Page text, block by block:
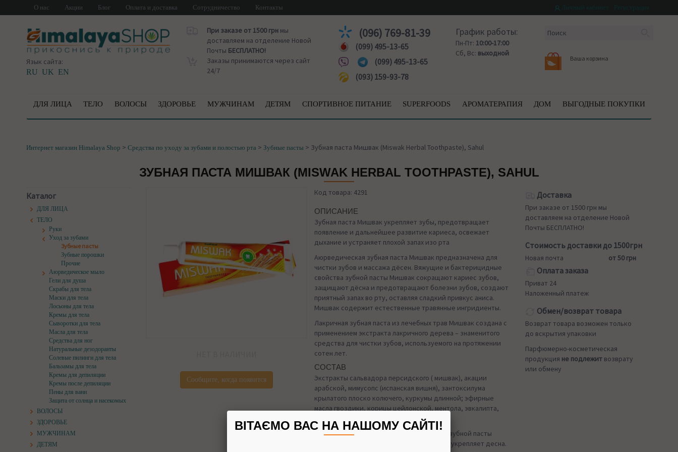
О нас Акции Блог Оплата и доставка Сотрудничество Контакты
Язык сайта:
RU UK EN
При заказе от 1500 грнмы
доставляем на отделение Новой
Почты БЕСПЛАТНО!
Заказы принимаются через сайт
24/7
(096) 769-81-39
(099) 495-13-65
(099) 495-13-65
(093) 159-93-78
График работы:
Пн-Пт: 10:00-17:00
Сб, Вс: выходной
Ваша корзина
ДЛЯ ЛИЦА ТЕЛО ВОЛОСЫ ЗДОРОВЬЕ МУЖЧИНАМ ДЕТЯМ СПОРТИВНОЕ ПИТАНИЕ SUPERFOODS АРОМАТЕРАПИЯ ДОМ ВЫГОДНЫЕ ПОКУПКИ
Интернет магазин Himalaya Shop > Средства по уходу за зубами и полостью рта > Зубные пасты > Зубная паста Мишвак (Miswak Herbal Toothpaste), Sahul
ЗУБНАЯ ПАСТА МИШВАК (MISWAK HERBAL TOOTHPASTE), SAHUL
Каталог
ДЛЯ ЛИЦА
ТЕЛО
Руки
Уход за зубами
Зубные пасты
Зубные порошки
Прочие
Аюрведическое мыло
Гели для душа
Скрабы для тела
Маски для тела
Лосьоны для тела
Кремы для тела
Сыворотки для тела
Масла для тела
Средства для ног
Натуральные дезодоранты
Солевые пилинги для тела
Бальзамы для тела
Кремы для депиляции
Кремы после депиляции
Пены для ванн
Защита от солнца и насекомых
ВОЛОСЫ
ЗДОРОВЬЕ
МУЖЧИНАМ
ДЕТЯМ
Сообщите, когда появится
Код товара: 4291
ОПИСАНИЕ
Зубная паста Мишвак укрепляет зубы, предотвращает
появление и дальнейшее развитие кариеса, освежает
дыхание и устраняет плохой запах изо рта
Аюрведическая зубная паста Mишвак предназначена для
чистки зубов и массажа дёсен. Вяжущие и бактерицидные
свойства зубной пасты Mишвак сокращают кариес зубов,
защищают дёсна и предотвращают болезни зубов, создают
приятный запах во рту, оставляя сладкий привкус аниса.
Mишвак содержит естественные травянные ингридиенты.
Лакричная зубная паста из лечебных трав Мишвак создана с
применением экстракта лакричного дерева – знаменитого
средства для чистки зубов, используемого на протяжении
сотен лет.
СОСТАВ
Экстракты сальвадора персидского ( мишвак), акации
арабской, мимусопс (испанская вишня), зантоксилума
крылатого плоско колючего, куркумы длинной; эфирные
масла гвоздики, корицы цейлонской, ментола, эвкалипта,
Практика показывает, что использование зубной пасты
Мишвак снижает чувствительность зубов, укрепляет десна.
Доставка
При заказе от 1500 грн мы
доставляем на отделение Новой
Почты БЕСПЛАТНО!
Стоимость доставки до 1500грн
Новая почта от 50 грн
Оплата заказа
Приват 24
Наложенный платеж
Обмен/возврат товара
Возврат товара возможен только
до вскрытия упаковки
Парфюмерно-косметическая
продукция не подлежит возврату
или обмену
ВІТАЄМО ВАС НА НАШОМУ САЙТІ!